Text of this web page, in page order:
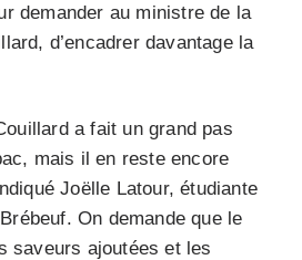
demander au ministre de la
d’encadrer davantage la
a fait un grand pas
mais il en reste encore
Joëlle Latour, étudiante
On demande que le
saveurs ajoutées et les